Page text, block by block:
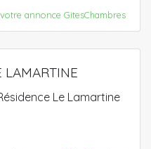
annonce GitesChambres
LAMARTINE
Le Lamartine